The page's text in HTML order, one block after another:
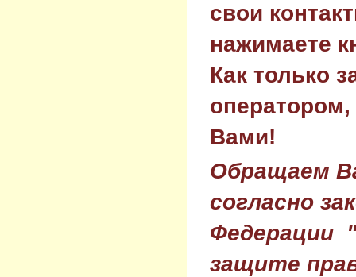
свои
нажимаете
Как только
Вами!
Обращаем
согласно
Федерации
защите